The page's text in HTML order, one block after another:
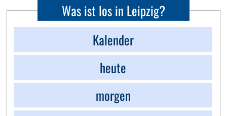
Was ist los in Leipzig?
Kalender
heute
morgen